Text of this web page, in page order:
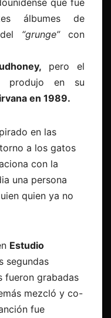
álbumes de
“grunge”con
pero el
produjo en su
en 1989.
en las
a los gatos
con la
una persona
quien ya no
Estudio
segundas
fueron grabadas
mezcló y co-
fue